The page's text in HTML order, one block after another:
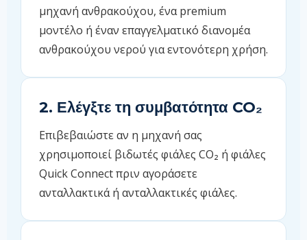
μηχανή ανθρακούχου, ένα premium
μοντέλο ή έναν επαγγελματικό διανομέα
ανθρακούχου νερού για εντονότερη χρήση.
2. Ελέγξτε τη συμβατότητα CO₂
Επιβεβαιώστε αν η μηχανή σας
χρησιμοποιεί βιδωτές φιάλες CO₂ ή φιάλες
Quick Connect πριν αγοράσετε
ανταλλακτικά ή ανταλλακτικές φιάλες.